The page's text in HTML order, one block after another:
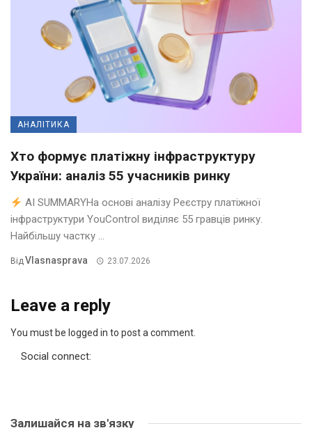
АНАЛІТИКА
Хто формує платіжну інфраструктуру
України: аналіз 55 учасників ринку
AI SUMMARYНа основі аналізу Реєстру платіжної
інфраструктури YouControl виділяє 55 гравців ринку.
Найбільшу частку ...
ВідVlasnasprava 23.07.2026
Leave a reply
You must be logged in to post a comment.
Social connect:
Залишайся на зв'язку